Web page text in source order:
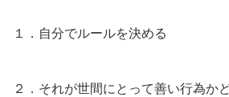
１．自分でルールを決める
２．それが世間にとって善い行為か